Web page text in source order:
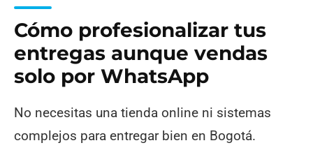
Cómo profesionalizar tus
entregas aunque vendas
solo por WhatsApp
No necesitas una tienda online ni sistemas
complejos para entregar bien en Bogotá.